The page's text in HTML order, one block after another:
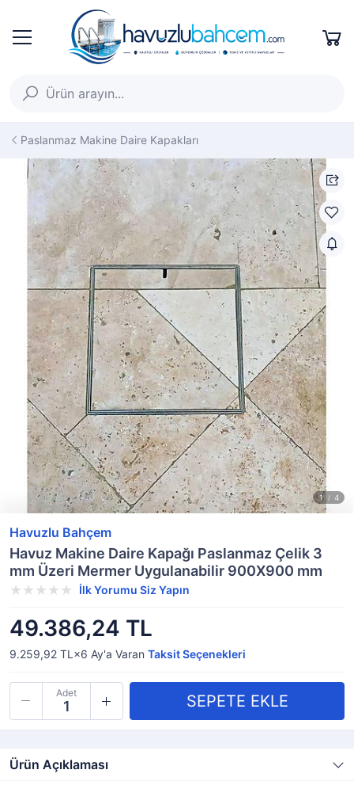
Paslanmaz Makine Daire Kapakları
Havuzlu Bahçem
Havuz Makine Daire Kapağı Paslanmaz Çelik 3
mm Üzeri Mermer Uygulanabilir 900X900 mm
İlk Yorumu Siz Yapın
49.386,24 TL
9.259,92 TL×6 Ay'a Varan Taksit Seçenekleri
Adet
Ürün Açıklaması